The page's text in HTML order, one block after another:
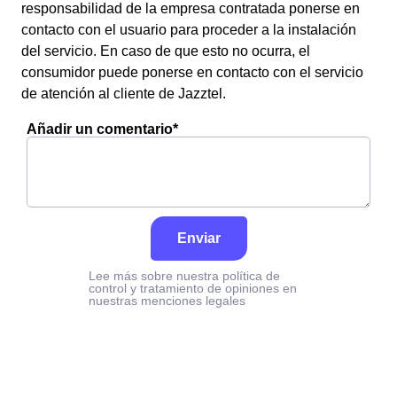
responsabilidad de la empresa contratada ponerse en
contacto con el usuario para proceder a la instalación
del servicio. En caso de que esto no ocurra, el
consumidor puede ponerse en contacto con el servicio
de atención al cliente de Jazztel.
Añadir un comentario*
Enviar
Lee más sobre nuestra política de
control y tratamiento de opiniones en
nuestras menciones legales